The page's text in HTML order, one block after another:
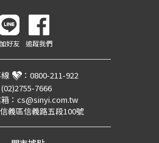
加好友 追蹤我們
： 0800-211-922
(02)2755-7666
： cs@sinyi.com.tw
義區信義路五段100號